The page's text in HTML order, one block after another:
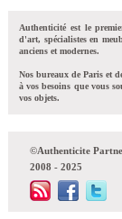
Authenticité est le
d'art, spécialistes en
anciens et modernes.
Nos bureaux de Paris et
à vos besoins que vous
vos objets.
©Authenticite
2008 - 2025